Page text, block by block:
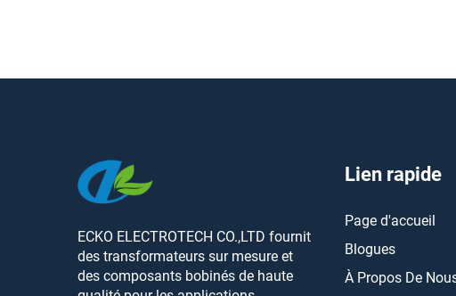
ECKO ELECTROTECH CO.,LTD fournit
des transformateurs sur mesure et
des composants bobinés de haute
Lien rapide
Page d'accueil
Blogues
À Propos De